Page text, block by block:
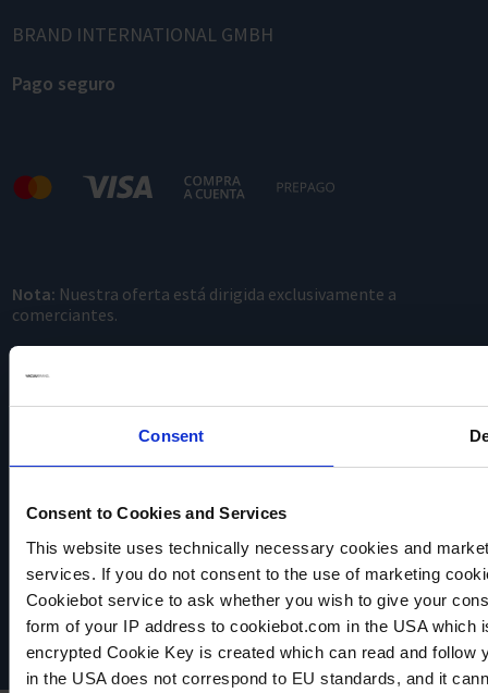
Consent
Consent to Cookies and Services
This website uses technically necessary cookies and
services. If you do not consent to the use of marketing
Cookiebot service to ask whether you wish to give your
form of your IP address to cookiebot.com in the USA
encrypted Cookie Key is created which can read and
in the USA does not correspond to EU standards, and it
BRAND INTERNATIONAL GMBH
Pago seguro
Nota: Nuestra oferta está dirigida exclusivamente a
comerciantes.
VACUUBRAND
Política de privacidad
Imprint
Disclaimer
Cookie settings